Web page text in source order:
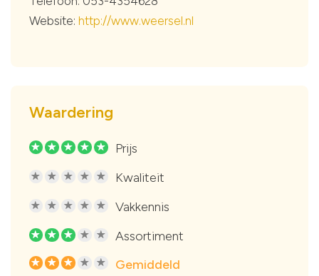
Website: http://www.weersel.nl
Waardering
R R R R R Prijs
R R R R R Kwaliteit
R R R R R Vakkennis
R R R R R Assortiment
R R R R R Gemiddeld